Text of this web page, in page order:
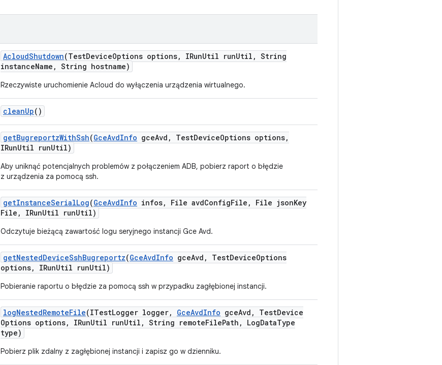
AcloudShutdown(TestDeviceOptions options, IRunUtil runUtil , String
instanceName , String hostname)
Rzeczywiste uruchomienie Acloud do wyłączenia urządzenia wirtualnego.
cleanUp()
getBugreportzWithSsh(GceAvdInfo gceAvd , TestDeviceOptions options,
IRunUtil runUtil)
Aby uniknąć potencjalnych problemów z połączeniem ADB, pobierz raport o błędzie
z urządzenia za pomocą ssh.
getInstanceSerialLog(GceAvdInfo infos, File avdConfigFile , File jsonKey
File , IRunUtil runUtil)
Odczytuje bieżącą zawartość logu seryjnego instancji Gce Avd.
getNestedDeviceSshBugreportz(GceAvdInfo gceAvd , TestDeviceOptions
options, IRunUtil runUtil)
Pobieranie raportu o błędzie za pomocą ssh w przypadku zagłębionej instancji.
logNestedRemoteFile(ITestLogger logger, GceAvdInfo gceAvd , TestDevice
Options options, IRunUtil runUtil , String remoteFilePath , LogDataType
type)
Pobierz plik zdalny z zagłębionej instancji i zapisz go w dzienniku.